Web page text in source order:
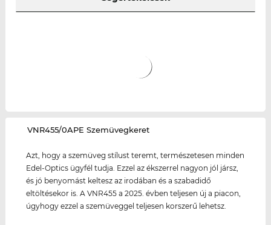
‌VNR455/0APE Szemüvegkeret
Azt, hogy a szemüveg stílust teremt, természetesen minden
Edel-Optics ügyfél tudja. Ezzel az ékszerrel nagyon jól jársz,
és jó benyomást keltesz az irodában és a szabadidő
eltöltésekor is. A VNR455 a 2025. évben teljesen új a piacon,
úgyhogy ezzel a szemüveggel teljesen korszerű lehetsz.